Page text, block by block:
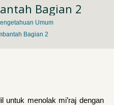
Bagian 2
Umum
Bagian 2
untuk menolak mi’raj dengan